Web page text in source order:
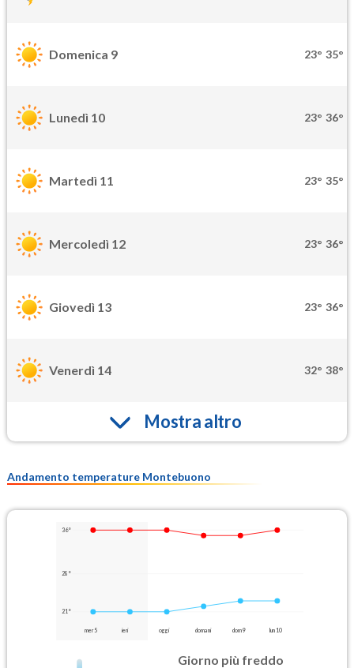
Domenica 9 23° 35°
Lunedì 10 23° 36°
Martedì 11 23° 35°
Mercoledì 12 23° 36°
Giovedì 13 23° 36°
Venerdì 14 32° 38°
Mostra altro
Andamento temperature Montebuono
36°
28°
21°
mer 5 ieri oggi domani dom 9 lun 10
Giorno più freddo